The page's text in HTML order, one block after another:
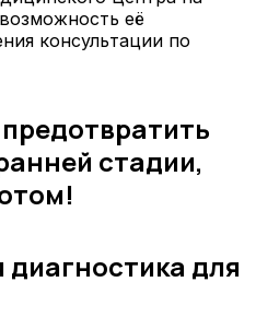
её
консультации по
стадии,
для